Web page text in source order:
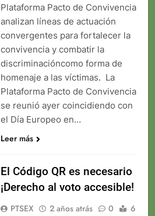
Plataforma Pacto de Convivencia
analizan líneas de actuación
convergentes para fortalecer la
convivencia y combatir la
discriminacióncomo forma de
homenaje a las víctimas. La
Plataforma Pacto de Convivencia
se reunió ayer coincidiendo con
el Día Europeo en…
Leer más
El Código QR es necesario
¡Derecho al voto accesible!
PTSEX 2 años atrás 0
6